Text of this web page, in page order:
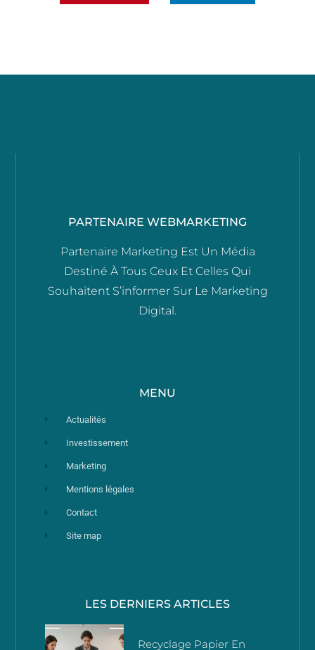
PARTENAIRE WEBMARKETING
Partenaire Marketing Est Un Média
Destiné À Tous Ceux Et Celles Qui
Souhaitent S’informer Sur Le Marketing
Digital.
MENU
Actualités
Investissement
Marketing
Mentions légales
Contact
Site map
LES DERNIERS ARTICLES
Recyclage Papier En